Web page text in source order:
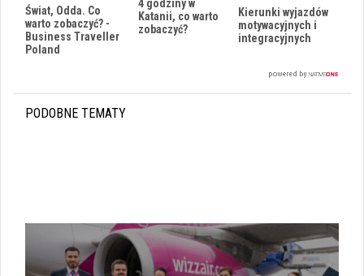
Świat, Odda. Co
warto zobaczyć? -
Business Traveller
Poland
4 godziny w
Katanii, co warto
zobaczyć?
Kierunki wyjazdów
motywacyjnych i
integracyjnych
PODOBNE TEMATY